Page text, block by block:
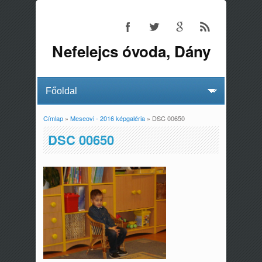
Nefelejcs óvoda, Dány
Jelenlegi hely
Címlap» Meseovi - 2016 képgaléria» DSC 00650
DSC 00650